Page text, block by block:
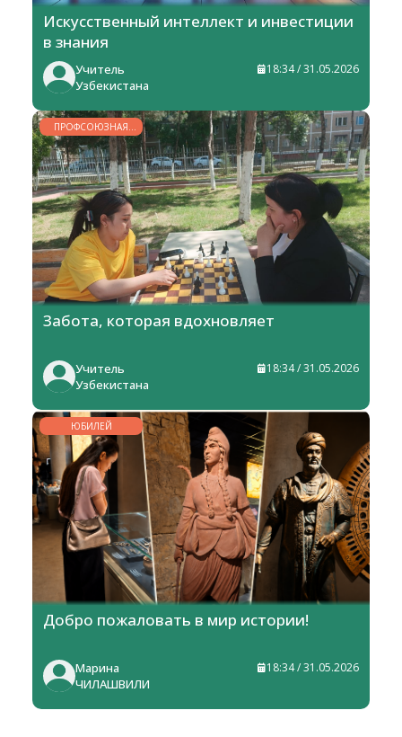
Искусственный интеллект и инвестиции
в знания
Учитель
Узбекистана
18:34 / 31.05.2026
ПРОФСОЮЗНАЯ
ЖИЗНЬ
Забота, которая вдохновляет
Учитель
Узбекистана
18:34 / 31.05.2026
ЮБИЛЕЙ
Добро пожаловать в мир истории!
Марина
ЧИЛАШВИЛИ
18:34 / 31.05.2026